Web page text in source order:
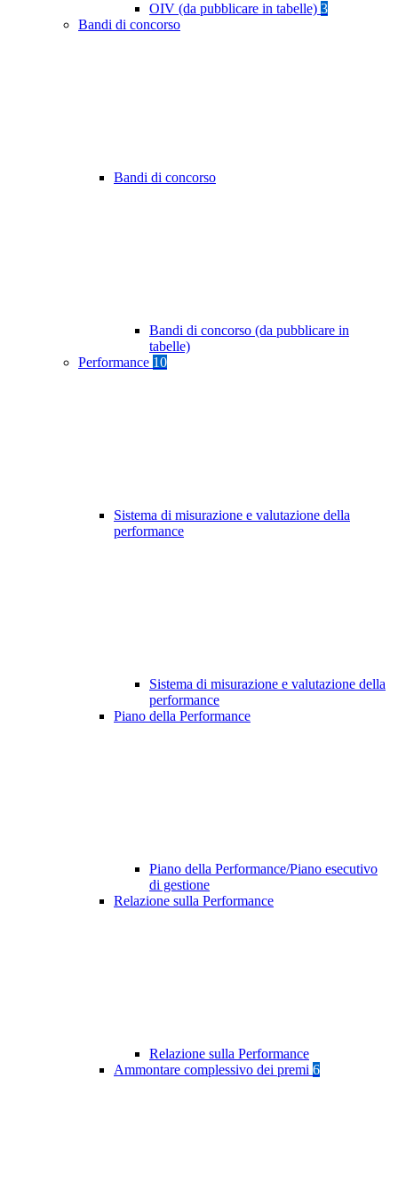
OIV (da pubblicare in tabelle) 3
Bandi di concorso
Bandi di concorso
Bandi di concorso (da pubblicare in
tabelle)
Performance 10
Sistema di misurazione e valutazione della
performance
Sistema di misurazione e valutazione della
performance
Piano della Performance
Piano della Performance/Piano esecutivo
di gestione
Relazione sulla Performance
Relazione sulla Performance
Ammontare complessivo dei premi 6